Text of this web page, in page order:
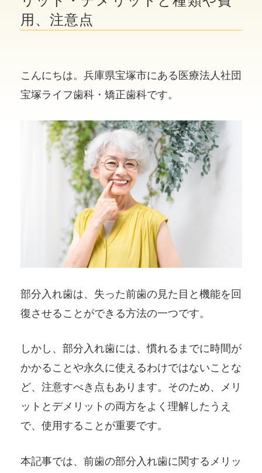
用、注意点
こんにちは。兵庫県宝塚市にある医療法人社団
宝塚ライフ歯科・矯正歯科です。
部分入れ歯は、失った前歯の見た目と機能を回
復させることができる方法の一つです。
しかし、部分入れ歯には、慣れるまでに時間が
かかることや永久に使えるわけではないことな
ど、注意すべき点もあります。そのため、メリ
ットとデメリットの両方をよく理解したうえ
で、使用することが重要です。
本記事では、前歯の部分入れ歯に関するメリッ